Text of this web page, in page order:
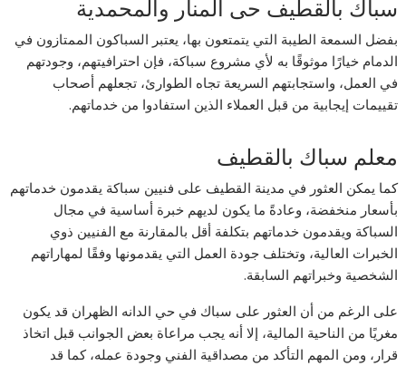
سباك بالقطيف حى المنار والمحمدية
بفضل السمعة الطيبة التي يتمتعون بها، يعتبر السباكون الممتازون في
الدمام خيارًا موثوقًا به لأي مشروع سباكة، فإن احترافيتهم، وجودتهم
في العمل، واستجابتهم السريعة تجاه الطوارئ، تجعلهم أصحاب
تقييمات إيجابية من قبل العملاء الذين استفادوا من خدماتهم.
معلم سباك بالقطيف
كما يمكن العثور في مدينة القطيف على فنيين سباكة يقدمون خدماتهم
بأسعار منخفضة، وعادةً ما يكون لديهم خبرة أساسية في مجال
السباكة ويقدمون خدماتهم بتكلفة أقل بالمقارنة مع الفنيين ذوي
الخبرات العالية، وتختلف جودة العمل التي يقدمونها وفقًا لمهاراتهم
الشخصية وخبراتهم السابقة.
على الرغم من أن العثور على سباك في حي الدانه الظهران قد يكون
مغريًا من الناحية المالية، إلا أنه يجب مراعاة بعض الجوانب قبل اتخاذ
قرار، ومن المهم التأكد من مصداقية الفني وجودة عمله، كما قد